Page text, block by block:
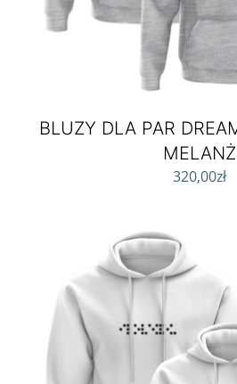
BLUZY DLA PAR
MELANŻ
320,00zł